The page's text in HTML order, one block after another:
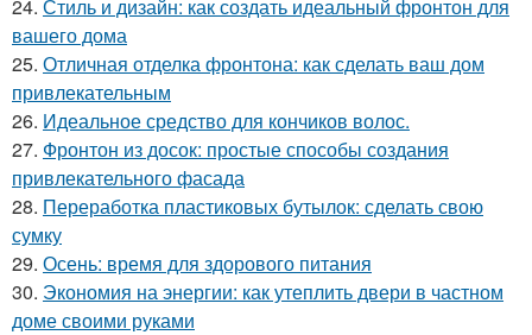
24. Стиль и дизайн: как создать идеальный фронтон для
вашего дома
25. Отличная отделка фронтона: как сделать ваш дом
привлекательным
26. Идеальное средство для кончиков волос.
27. Фронтон из досок: простые способы создания
привлекательного фасада
28. Переработка пластиковых бутылок: сделать свою
сумку
29. Осень: время для здорового питания
30. Экономия на энергии: как утеплить двери в частном
доме своими руками